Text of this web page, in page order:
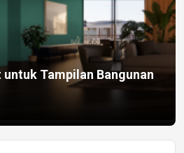
untuk Tampilan Bangunan